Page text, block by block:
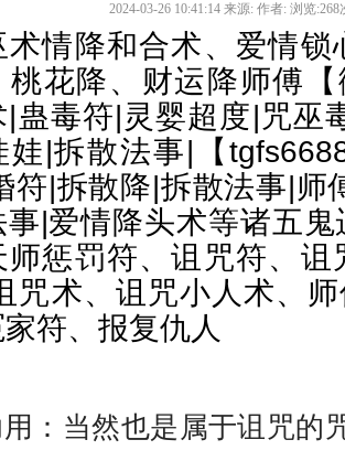
2024-03-26 10:41:14 来源: 作者: 浏览:268
术情降和合术、爱情锁
桃花降、财运降师傅
|蛊毒符|灵婴超度|咒巫
娃|拆散法事|【
符|拆散降|拆散法事|师
事|爱情降头术等诸五
师惩罚符、诅咒符、诅
咒术、诅咒小人术、
符、报复仇人